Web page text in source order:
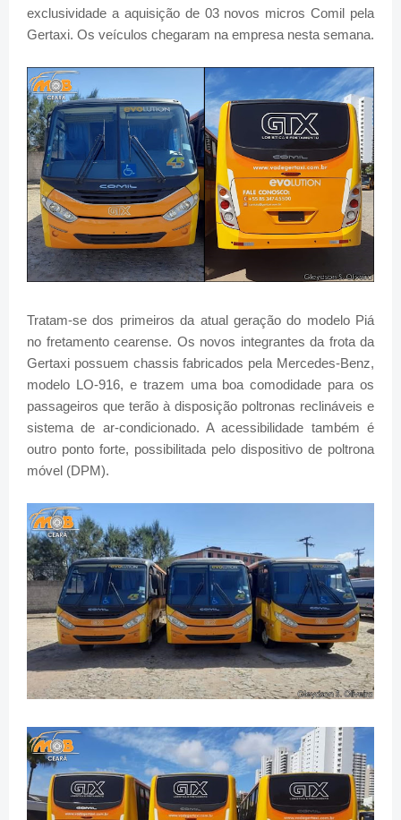
exclusividade a aquisição de 03 novos micros Comil pela
Gertaxi. Os veículos chegaram na empresa nesta semana.
Tratam-se dos primeiros da atual geração do modelo Piá
no fretamento cearense. Os novos integrantes da frota da
Gertaxi possuem chassis fabricados pela Mercedes-Benz,
modelo LO-916, e trazem uma boa comodidade para os
passageiros que terão à disposição poltronas reclináveis e
sistema de ar-condicionado. A acessibilidade também é
outro ponto forte, possibilitada pelo dispositivo de poltrona
móvel (DPM).